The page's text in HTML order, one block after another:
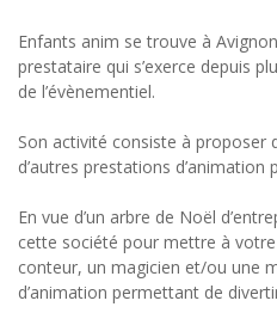
Enfants anim se trouve à
prestataire qui s’exerce depuis
de l’évènementiel.
Son activité consiste à proposer
d’autres prestations d’animation
En vue d’un arbre de Noël
cette société pour mettre à
conteur, un magicien et/ou une
d’animation permettant de